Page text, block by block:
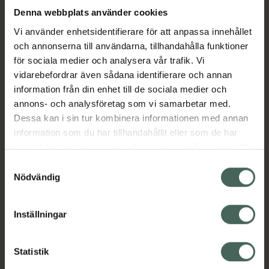
Denna webbplats använder cookies
Vi använder enhetsidentifierare för att anpassa innehållet
och annonserna till användarna, tillhandahålla funktioner
för sociala medier och analysera vår trafik. Vi
vidarebefordrar även sådana identifierare och annan
information från din enhet till de sociala medier och
annons- och analysföretag som vi samarbetar med.
Dessa kan i sin tur kombinera informationen med annan
information som du har tillhandahållit eller som de har
samlat in när du har använt deras tjänster. Samtycke till
återkalla ditt samtycke via webbplatsens
cookieinställningar. Ett återkallat samtycke påverkar inte
lagligheten av behandling som skett innan återkallelsen.
Nödvändig
Inställningar
Statistik
Mått över knäskålen S= 30,5-36,8 cm
M=36,8-43,2 cm L= 43,2-49,5 cm
Jämförpris 345 kr/st
EAN: 04046719423552
Kategorier:
Hygien & påklädnadSkydd och ledstöd